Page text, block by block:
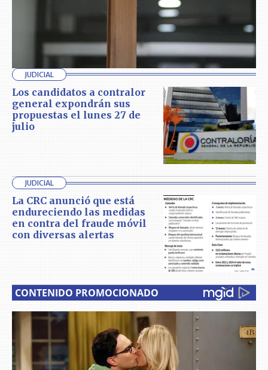
JUDICIAL
Los candidatos a contralor
general expondrán sus
propuestas el lunes 27 de
julio
JUDICIAL
La CRC anunció que está
endureciendo las medidas
en contra del fraude móvil
con diversas alertas